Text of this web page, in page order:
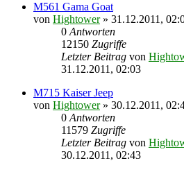
M561 Gama Goat
von Hightower» 31.12.2011,
0 Antworten
12150 Zugriffe
Letzter Beitrag von
31.12.2011, 02:03
M715 Kaiser Jeep
von Hightower» 30.12.2011,
0 Antworten
11579 Zugriffe
Letzter Beitrag von
30.12.2011, 02:43